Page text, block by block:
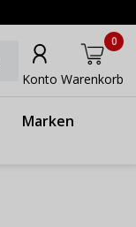
Konto Warenkorb
0
Marken